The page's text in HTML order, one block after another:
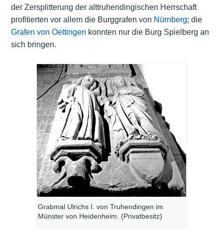
der Zersplitterung der alttruhendingischen Herrschaft
profitierten vor allem die Burggrafen von Nürnberg; die
Grafen von Oettingen konnten nur die Burg Spielberg an
sich bringen.
Grabmal Ulrichs I. von Truhendingen im
Münster von Heidenheim. (Privatbesitz)